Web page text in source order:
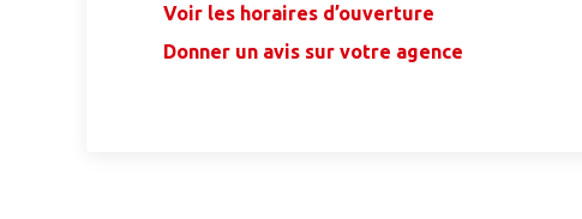
Voir les horaires d’ouverture
Donner un avis sur votre agence